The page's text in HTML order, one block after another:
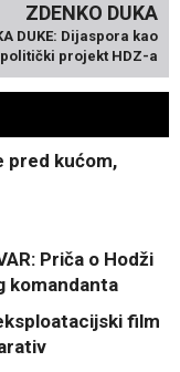
ZDENKO DUKA
DUKE: Dijaspora kao
politički projekt HDZ-a
pred kućom,
Priča o Hodži
komandanta
film